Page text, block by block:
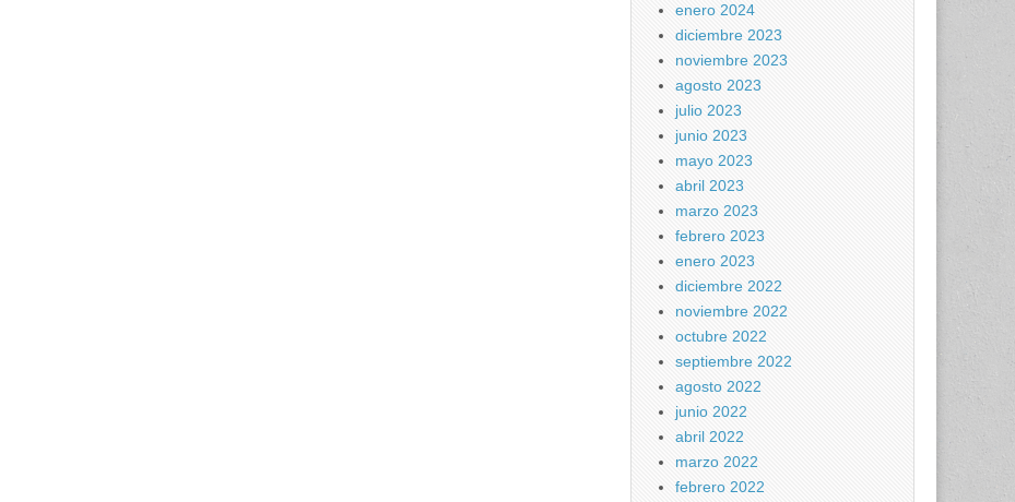
enero 2024
diciembre 2023
noviembre 2023
agosto 2023
julio 2023
junio 2023
mayo 2023
abril 2023
marzo 2023
febrero 2023
enero 2023
diciembre 2022
noviembre 2022
octubre 2022
septiembre 2022
agosto 2022
junio 2022
abril 2022
marzo 2022
febrero 2022